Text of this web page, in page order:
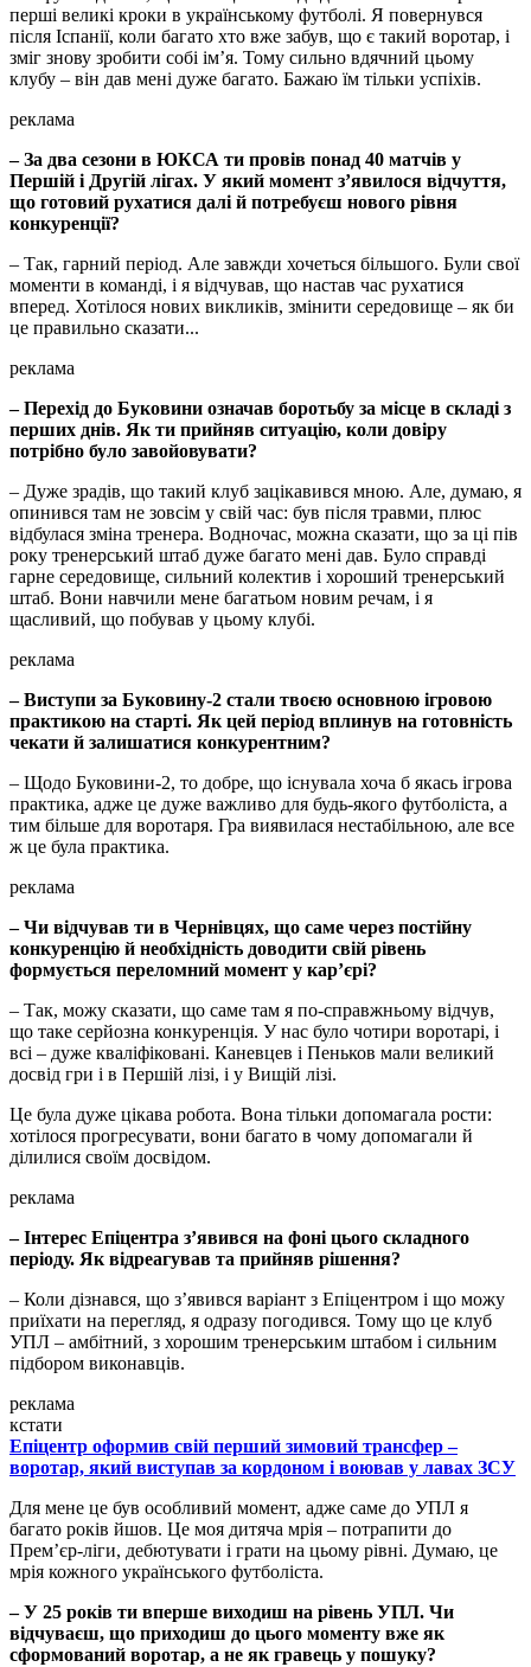
перші великі кроки в українському футболі. Я повернувся
після Іспанії, коли багато хто вже забув, що є такий воротар, і
зміг знову зробити собі ім’я. Тому сильно вдячний цьому
клубу – він дав мені дуже багато. Бажаю їм тільки успіхів.
реклама
– За два сезони в ЮКСА ти провів понад 40 матчів у
Першій і Другій лігах. У який момент з’явилося відчуття,
що готовий рухатися далі й потребуєш нового рівня
конкуренції?
– Так, гарний період. Але завжди хочеться більшого. Були свої
моменти в команді, і я відчував, що настав час рухатися
вперед. Хотілося нових викликів, змінити середовище – як би
це правильно сказати...
реклама
– Перехід до Буковини означав боротьбу за місце в складі з
перших днів. Як ти прийняв ситуацію, коли довіру
потрібно було завойовувати?
– Дуже зрадів, що такий клуб зацікавився мною. Але, думаю, я
опинився там не зовсім у свій час: був після травми, плюс
відбулася зміна тренера. Водночас, можна сказати, що за ці пів
року тренерський штаб дуже багато мені дав. Було справді
гарне середовище, сильний колектив і хороший тренерський
штаб. Вони навчили мене багатьом новим речам, і я
щасливий, що побував у цьому клубі.
реклама
– Виступи за Буковину-2 стали твоєю основною ігровою
практикою на старті. Як цей період вплинув на готовність
чекати й залишатися конкурентним?
– Щодо Буковини-2, то добре, що існувала хоча б якась ігрова
практика, адже це дуже важливо для будь-якого футболіста, а
тим більше для воротаря. Гра виявилася нестабільною, але все
ж це була практика.
реклама
– Чи відчував ти в Чернівцях, що саме через постійну
конкуренцію й необхідність доводити свій рівень
формується переломний момент у кар’єрі?
– Так, можу сказати, що саме там я по-справжньому відчув,
що таке серйозна конкуренція. У нас було чотири воротарі, і
всі – дуже кваліфіковані. Каневцев і Пеньков мали великий
досвід гри і в Першій лізі, і у Вищій лізі.
Це була дуже цікава робота. Вона тільки допомагала рости:
хотілося прогресувати, вони багато в чому допомагали й
ділилися своїм досвідом.
реклама
– Інтерес Епіцентра з’явився на фоні цього складного
періоду. Як відреагував та прийняв рішення?
– Коли дізнався, що з’явився варіант з Епіцентром і що можу
приїхати на перегляд, я одразу погодився. Тому що це клуб
УПЛ – амбітний, з хорошим тренерським штабом і сильним
підбором виконавців.
реклама
кстати
Епіцентр оформив свій перший зимовий трансфер –
воротар, який виступав за кордоном і воював у лавах ЗСУ
Для мене це був особливий момент, адже саме до УПЛ я
багато років йшов. Це моя дитяча мрія – потрапити до
Прем’єр-ліги, дебютувати і грати на цьому рівні. Думаю, це
мрія кожного українського футболіста.
– У 25 років ти вперше виходиш на рівень УПЛ. Чи
відчуваєш, що приходиш до цього моменту вже як
сформований воротар, а не як гравець у пошуку?